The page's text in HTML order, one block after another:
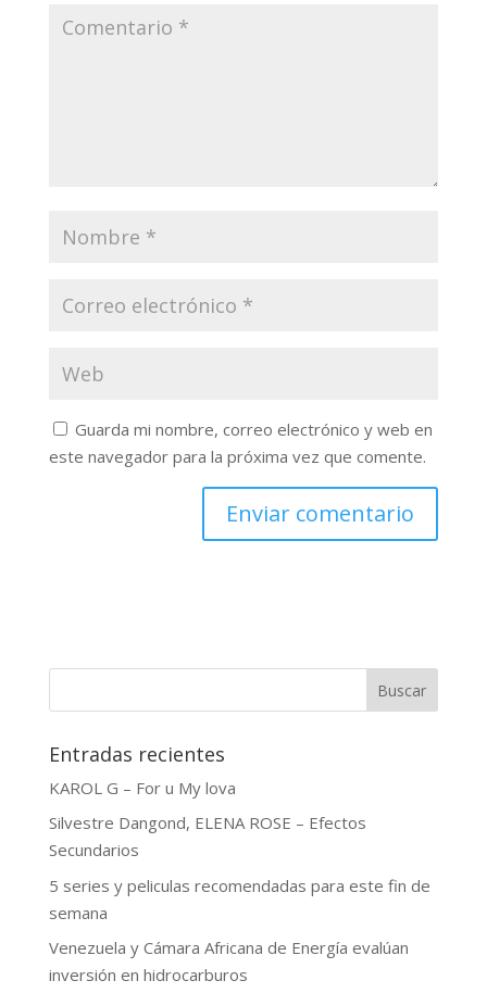
Guarda mi nombre, correo electrónico y web en
este navegador para la próxima vez que comente.
Buscar
Entradas recientes
KAROL G – For u My lova
Silvestre Dangond, ELENA ROSE – Efectos
Secundarios
5 series y peliculas recomendadas para este fin de
semana
Venezuela y Cámara Africana de Energía evalúan
inversión en hidrocarburos